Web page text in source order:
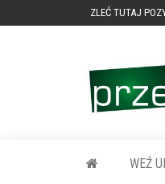
ZLEĆ TUTAJ
WEŹ